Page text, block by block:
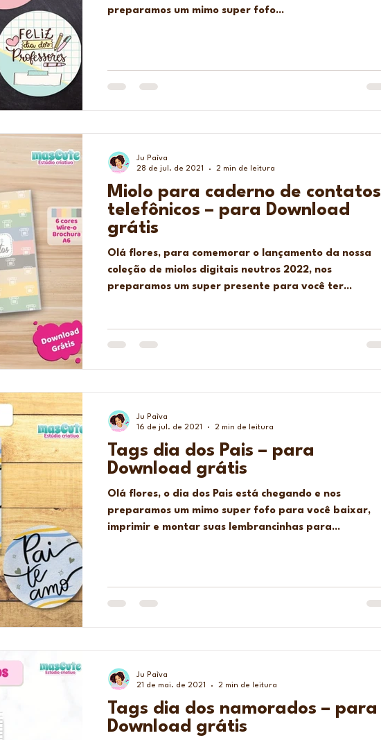
preparamos um mimo super fofo...
Miolo para caderno de contatos
telefônicos – para Download
grátis
Olá flores, para comemorar o lançamento da nossa
coleção de miolos digitais neutros 2022, nos
preparamos um super presente para você ter...
Ju Paìva
28 de jul. de 2021
2 min de leitura
Tags dia dos Pais – para
Download grátis
Olá flores, o dia dos Pais está chegando e nos
preparamos um mimo super fofo para você baixar,
imprimir e montar suas lembrancinhas para...
Ju Paìva
16 de jul. de 2021
2 min de leitura
Tags dia dos namorados – para
Download grátis
Ju Paìva
21 de mai. de 2021
2 min de leitura